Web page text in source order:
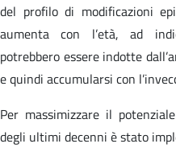
del profilo di modificazioni
aumenta con l’età, ad
potrebbero essere indotte
e quindi accumularsi con
Per massimizzare il
degli ultimi decenni è stato